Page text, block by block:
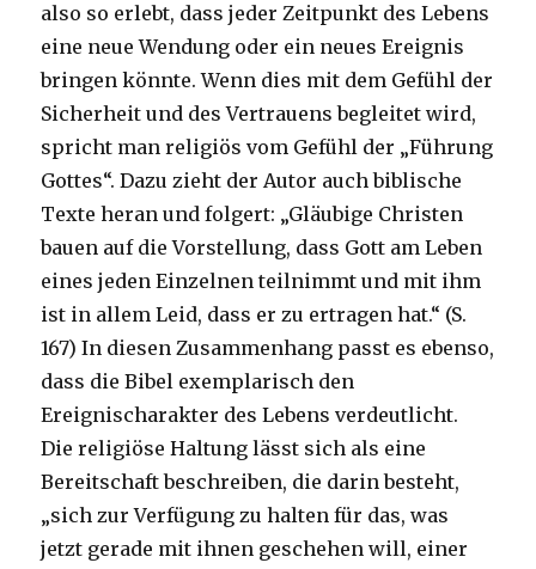
also so erlebt, dass jeder Zeitpunkt des Lebens
eine neue Wendung oder ein neues Ereignis
bringen könnte. Wenn dies mit dem Gefühl der
Sicherheit und des Vertrauens begleitet wird,
spricht man religiös vom Gefühl der „Führung
Gottes“. Dazu zieht der Autor auch biblische
Texte heran und folgert: „Gläubige Christen
bauen auf die Vorstellung, dass Gott am Leben
eines jeden Einzelnen teilnimmt und mit ihm
ist in allem Leid, dass er zu ertragen hat.“ (S.
167) In diesen Zusammenhang passt es ebenso,
dass die Bibel exemplarisch den
Ereignischarakter des Lebens verdeutlicht.
Die religiöse Haltung lässt sich als eine
Bereitschaft beschreiben, die darin besteht,
„sich zur Verfügung zu halten für das, was
jetzt gerade mit ihnen geschehen will, einer